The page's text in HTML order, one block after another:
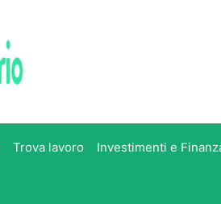
Trova lavoro Investimenti e